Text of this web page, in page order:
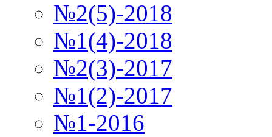
№2(5)-2018
№1(4)-2018
№2(3)-2017
№1(2)-2017
№1-2016